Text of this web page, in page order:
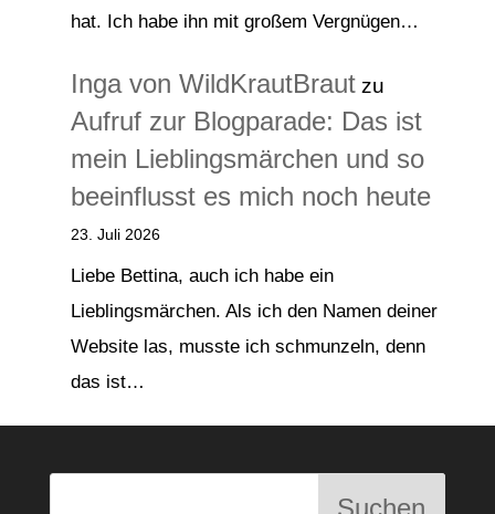
hat. Ich habe ihn mit großem Vergnügen…
Inga von WildKrautBrautzu
Aufruf zur Blogparade: Das ist
mein Lieblingsmärchen und so
beeinflusst es mich noch heute
23. Juli 2026
Liebe Bettina, auch ich habe ein
Lieblingsmärchen. Als ich den Namen deiner
Website las, musste ich schmunzeln, denn
das ist…